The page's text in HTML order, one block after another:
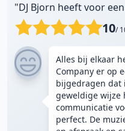
"DJ Bjorn heeft voor
10/
Alles bij elkaar
Company er op
bijgedragen dat
geweldige wijze
communicatie
perfect. De